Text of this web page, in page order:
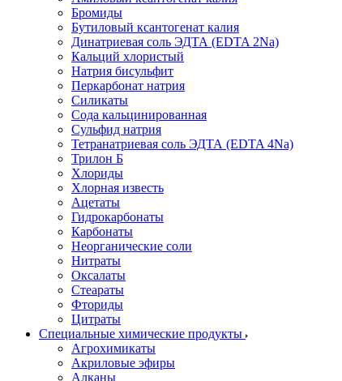
Бромиды
Бутиловый ксантогенат калия
Динатриевая соль ЭДТА (EDTA 2Na)
Кальций хлористый
Натрия бисульфит
Перкарбонат натрия
Силикаты
Сода кальцинированная
Сульфид натрия
Тетранатриевая соль ЭДТА (EDTA 4Na)
Трилон Б
Хлориды
Хлорная известь
Ацетаты
Гидрокарбонаты
Карбонаты
Неорганические соли
Нитраты
Оксалаты
Стеараты
Фториды
Цитраты
Специальные химические продукты
Агрохимикаты
Акриловые эфиры
Алканы